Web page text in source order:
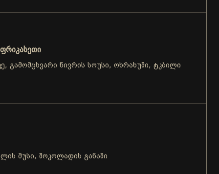
გამომცხვარი ნივრის სოუსი, ოხრახუში, ტკბილი
მუსი, შოკოლადის განაში